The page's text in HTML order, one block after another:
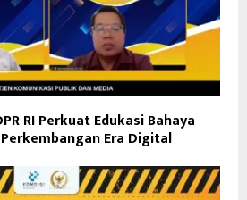
RI Perkuat Edukasi Bahaya
Era Digital